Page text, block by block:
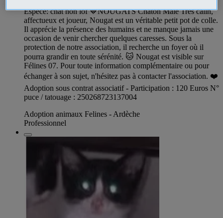
Espèce: chat non lof 🤎NOUGATS Chaton Mâle Très câlin,
affectueux et joueur, Nougat est un véritable petit pot de colle.
Il apprécie la présence des humains et ne manque jamais une
occasion de venir chercher quelques caresses. Sous la
protection de notre association, il recherche un foyer où il
pourra grandir en toute sérénité. 🐱 Nougat est visible sur
Félines 07. Pour toute information complémentaire ou pour
échanger à son sujet, n'hésitez pas à contacter l'association. ❤️
Adoption sous contrat associatif - Participation : 120 Euros N°
puce / tatouage : 250268723137004
Adoption animaux Felines - Ardèche
Professionnel